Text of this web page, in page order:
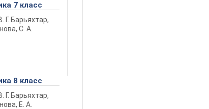
7 класс
Г. Барьяхтар,
С. А.
8 класс
Г. Барьяхтар,
Е. А.